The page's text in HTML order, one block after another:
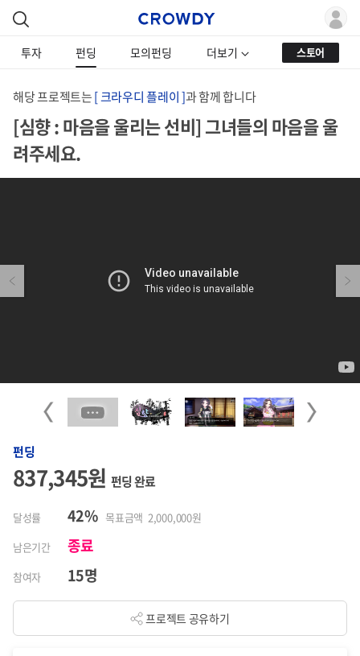
투자 펀딩 모의펀딩 더보기 스토어
해당 프로젝트는[ 크라우디 플레이 ]과 함께 합니다
[심향 : 마음을 울리는 선비] 그녀들의 마음을 울
려주세요.
Previous Next
Previous Next
펀딩
837,345원 펀딩 완료
달성률 42% 목표금액 2,000,000원
남은기간
종료
참여자 15명
프로젝트 공유하기